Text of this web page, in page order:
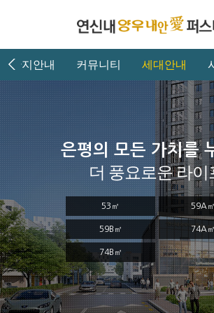
단지안내 커뮤니티 세대안내
은평의 모든 가치를
더 풍요로운 라이
53㎡ 59A㎡
59B㎡ 74A㎡
74B㎡